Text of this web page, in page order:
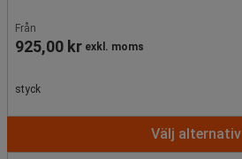
Från
925,00 kr exkl. moms
styck
Välj alternativ